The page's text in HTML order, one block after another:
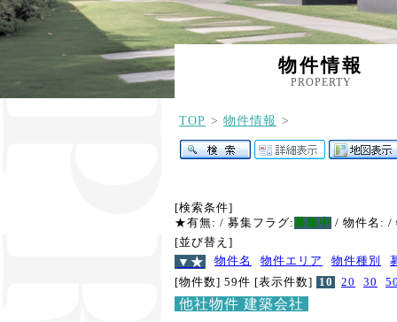
物件情報
PROPERTY
TOP 物件情報
[検索条件]
★有無: / 募集フラグ:募集中 / 物件名: /
[並び替え]
▼★ 物件名 物件エリア 物件種別
[物件数] 59件 [表示件数] 10 20 30
他社物件 建築会社